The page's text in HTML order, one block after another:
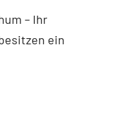
– Ihr
ein